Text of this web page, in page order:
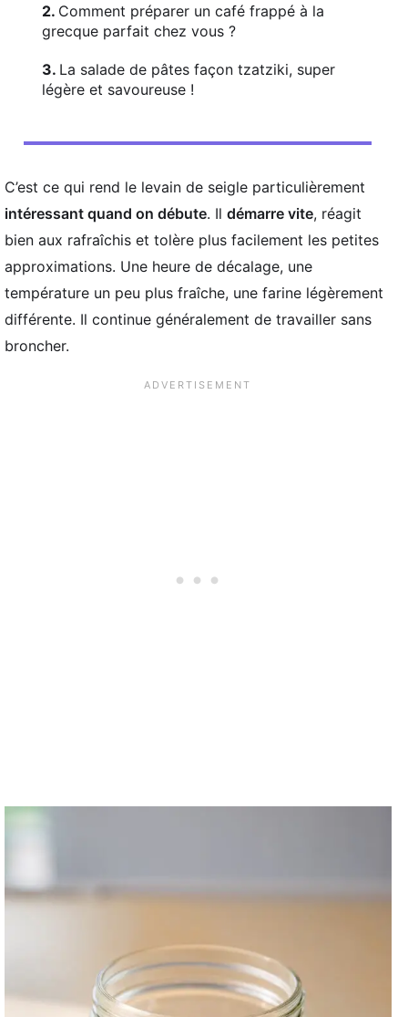
Comment préparer un café frappé à la
grecque parfait chez vous ?
La salade de pâtes façon tzatziki, super
légère et savoureuse !
C’est ce qui rend le levain de seigle particulièrement
intéressant quand on débute. Il démarre vite, réagit
bien aux rafraîchis et tolère plus facilement les petites
approximations. Une heure de décalage, une
température un peu plus fraîche, une farine légèrement
différente. Il continue généralement de travailler sans
broncher.